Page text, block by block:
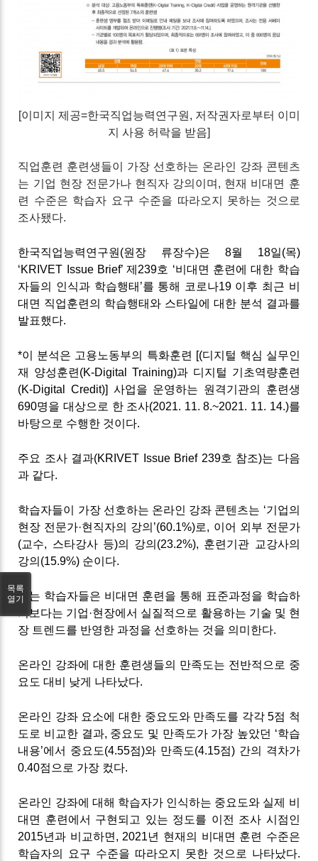
[이미지 제공=한국직업능력연구원 , 저작권자로부터 이미
지 사용 허락을 받음]
직업훈련 훈련생들이 가장 선호하는 온라인 강좌 콘텐츠
는 기업 현장 전문가나 현직자 강의이며, 현재 비대면 훈
련 수준은 학습자 요구 수준을 따라오지 못하는 것으로
조사됐다.
한국직업능력연구원(원장 류장수)은 8월 18일(목)
‘KRIVET Issue Brief’ 제239호 ‘비대면 훈련에 대한 학습
자들의 인식과 학습행태’를 통해 코로나19 이후 최근 비
대면 직업훈련의 학습행태와 스타일에 대한 분석 결과를
발표했다.
*이 분석은 고용노동부의 특화훈련 [(디지털 핵심 실무인
재 양성훈련(K-Digital Training)과 디지털 기초역량훈련
(K-Digital Credit)] 사업을 운영하는 원격기관의 훈련생
690명을 대상으로 한 조사(2021. 11. 8.~2021. 11. 14.)를
바탕으로 수행한 것이다.
주요 조사 결과(KRIVET Issue Brief 239호 참조)는 다음
과 같다.
학습자들이 가장 선호하는 온라인 강좌 콘텐츠는 ‘기업의
현장 전문가·현직자의 강의’(60.1%)로, 이어 외부 전문가
(교수, 스타강사 등)의 강의(23.2%), 훈련기관 교강사의
강의(15.9%) 순이다.
이는 학습자들은 비대면 훈련을 통해 표준과정을 학습하
기보다는 기업·현장에서 실질적으로 활용하는 기술 및 현
장 트렌드를 반영한 과정을 선호하는 것을 의미한다.
온라인 강좌에 대한 훈련생들의 만족도는 전반적으로 중
요도 대비 낮게 나타났다.
온라인 강좌 요소에 대한 중요도와 만족도를 각각 5점 척
도로 비교한 결과, 중요도 및 만족도가 가장 높았던 ‘학습
내용’에서 중요도(4.55점)와 만족도(4.15점) 간의 격차가
0.40점으로 가장 컸다.
온라인 강좌에 대해 학습자가 인식하는 중요도와 실제 비
대면 훈련에서 구현되고 있는 정도를 이전 조사 시점인
2015년과 비교하면, 2021년 현재의 비대면 훈련 수준은
학습자의 요구 수준을 따라오지 못한 것으로 나타났다.
목록
열기